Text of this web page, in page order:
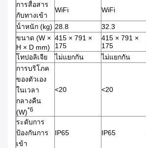
การสื่อสาร
กับทางเข้า
WiFi WiFi
น้ําหนัก (kg) 28.8 32.3
ขนาด (W ×
H × D mm)
415 × 791 ×
175
415 × 791 ×
175
โทปอลิเจีย
ไม่แยกกัน ไม่แยกกัน
การบริโภค
ของตัวเอง
ในเวลา
กลางคืน
(W)*6
<20 <20
ระดับการ
ป้องกันการ
เข้า
IP65 IP65